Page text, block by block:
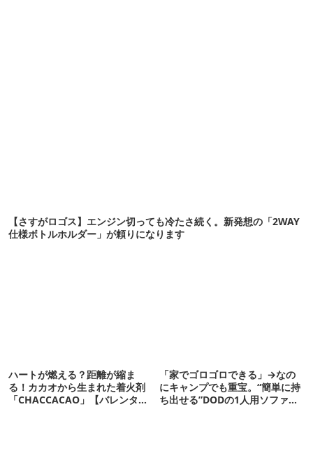
【さすがロゴス】エンジン切っても冷たさ続く。新発想の「2WAY
仕様ボトルホルダー」が頼りになります
ハートが燃える？距離が縮ま
る！カカオから生まれた着火剤
「CHACCACAO」【バレンタイ
「家でゴロゴロできる」→なの
にキャンプでも重宝。“簡単に持
ち出せる”DODの1人用ソファが